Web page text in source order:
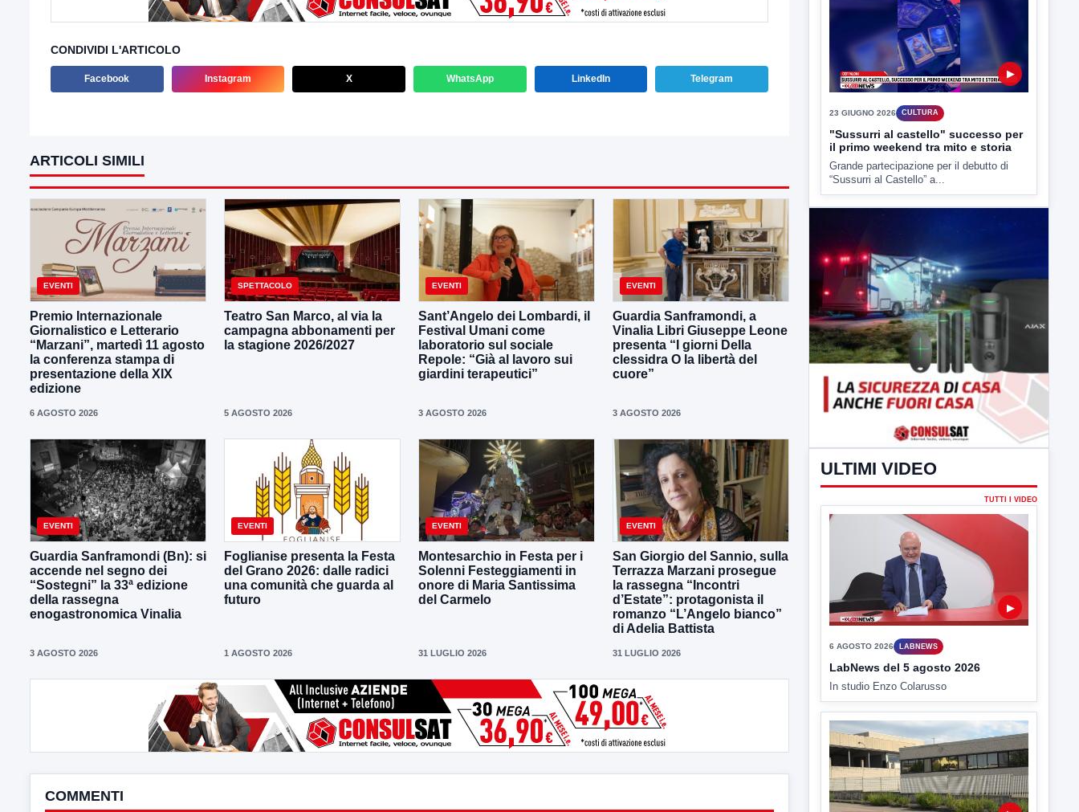
CONDIVIDI L'ARTICOLO
Facebook Instagram X WhatsApp LinkedIn Telegram
ARTICOLI SIMILI
EVENTI
Premio Internazionale
Giornalistico e Letterario
“Marzani”, martedì 11 agosto
la conferenza stampa di
presentazione della XIX
edizione
6 AGOSTO 2026
SPETTACOLO
Teatro San Marco, al via la
campagna abbonamenti per
la stagione 2026/2027
5 AGOSTO 2026
EVENTI
Sant’Angelo dei Lombardi, il
Festival Umani come
laboratorio sul sociale
Repole: “Già al lavoro sui
giardini terapeutici”
3 AGOSTO 2026
EVENTI
Guardia Sanframondi, a
Vinalia Libri Giuseppe Leone
presenta “I giorni Della
clessidra O la libertà del
cuore”
3 AGOSTO 2026
EVENTI
Guardia Sanframondi (Bn): si
accende nel segno dei
“Sostegni” la 33ª edizione
della rassegna
enogastronomica Vinalia
3 AGOSTO 2026
EVENTI
Foglianise presenta la Festa
del Grano 2026: dalle radici
una comunità che guarda al
futuro
1 AGOSTO 2026
EVENTI
Montesarchio in Festa per i
Solenni Festeggiamenti in
onore di Maria Santissima
del Carmelo
31 LUGLIO 2026
EVENTI
San Giorgio del Sannio, sulla
Terrazza Marzani prosegue
la rassegna “Incontri
d’Estate”: protagonista il
romanzo “L’Angelo bianco”
di Adelia Battista
31 LUGLIO 2026
COMMENTI
RARO 2026_a Morcone torna il
Festival del Lavoro creativo e
culturale
Presentata questa mattina all'Antum Hotel
di Benevento la terza edizione...
▶
"Sussurri al castello" successo per
il primo weekend tra mito e storia
Grande partecipazione per il debutto di
“Sussurri al Castello” a...
ULTIMI VIDEO
▶